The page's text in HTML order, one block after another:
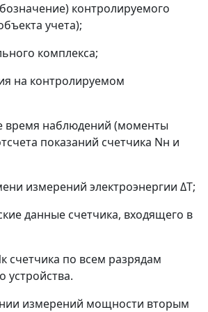
контролируемого
учета);
комплекса;
на контролируемом
время наблюдений (моменты
показаний счетчика Nн и
измерений электроэнергии ΔТ;
данные счетчика, входящего в
к счетчика по всем разрядам
устройства.
измерений мощности вторым